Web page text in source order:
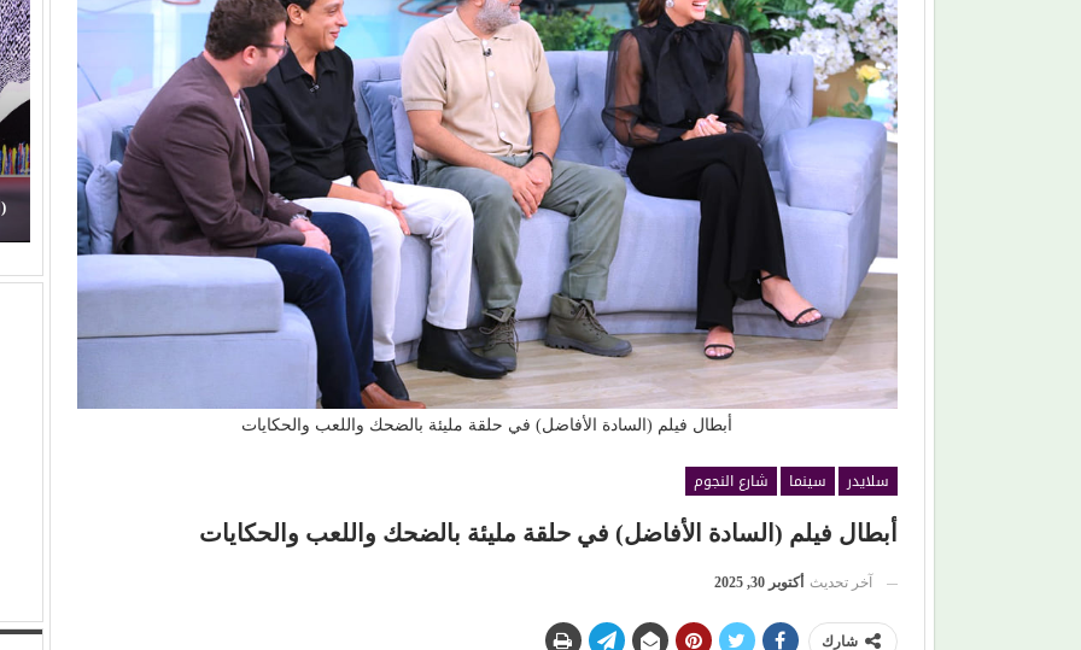
أبطال فيلم (السادة الأفاضل) في حلقة مليئة بالضحك واللعب والحكايات
سلايدر سينما
شارع النجوم
أبطال فيلم (السادة الأفاضل) في حلقة مليئة بالضحك واللعب والحكايات
آخر تحديث أكتوبر 30, 2025
شارك
محمود حسونة يكتب: (تحت السن).. الأهل مذنبون
والأبناء ضحايا!
(الفن) والسياسة: عندما تتحول الريشة إلى سلاح